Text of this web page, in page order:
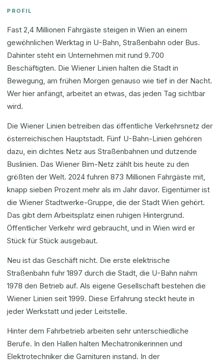
PROFIL
Fast 2,4 Millionen Fahrgäste steigen in Wien an einem
gewöhnlichen Werktag in U-Bahn, Straßenbahn oder Bus.
Dahinter steht ein Unternehmen mit rund 9.700
Beschäftigten. Die Wiener Linien halten die Stadt in
Bewegung, am frühen Morgen genauso wie tief in der Nacht.
Wer hier anfängt, arbeitet an etwas, das jeden Tag sichtbar
wird.
Die Wiener Linien betreiben das öffentliche Verkehrsnetz der
österreichischen Hauptstadt. Fünf U-Bahn-Linien gehören
dazu, ein dichtes Netz aus Straßenbahnen und dutzende
Buslinien. Das Wiener Bim-Netz zählt bis heute zu den
größten der Welt. 2024 fuhren 873 Millionen Fahrgäste mit,
knapp sieben Prozent mehr als im Jahr davor. Eigentümer ist
die Wiener Stadtwerke-Gruppe, die der Stadt Wien gehört.
Das gibt dem Arbeitsplatz einen ruhigen Hintergrund.
Öffentlicher Verkehr wird gebraucht, und in Wien wird er
Stück für Stück ausgebaut.
Neu ist das Geschäft nicht. Die erste elektrische
Straßenbahn fuhr 1897 durch die Stadt, die U-Bahn nahm
1978 den Betrieb auf. Als eigene Gesellschaft bestehen die
Wiener Linien seit 1999. Diese Erfahrung steckt heute in
jeder Werkstatt und jeder Leitstelle.
Hinter dem Fahrbetrieb arbeiten sehr unterschiedliche
Berufe. In den Hallen halten Mechatronikerinnen und
Elektrotechniker die Garnituren instand. In der